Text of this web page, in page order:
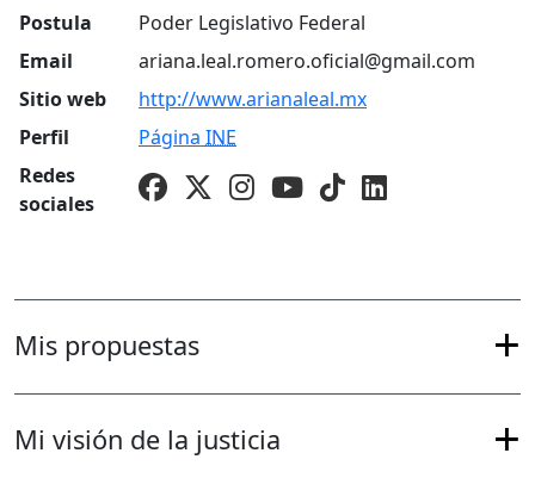
Postula
Poder Legislativo Federal
Email
ariana.leal.romero.oficial@gmail.com
Sitio web
http://www.arianaleal.mx
Perfil
Página INE
Redes
sociales
Mis propuestas
Mi visión de la justicia